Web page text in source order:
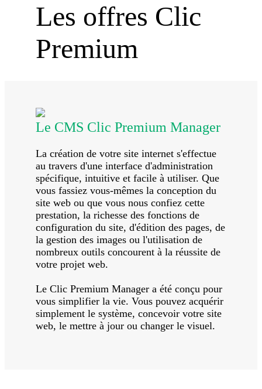
Les offres Clic
Premium
Le CMS Clic Premium Manager
La création de votre site internet s'effectue
au travers d'une interface d'administration
spécifique, intuitive et facile à utiliser. Que
vous fassiez vous-mêmes la conception du
site web ou que vous nous confiez cette
prestation, la richesse des fonctions de
configuration du site, d'édition des pages, de
la gestion des images ou l'utilisation de
nombreux outils concourent à la réussite de
votre projet web.
Le Clic Premium Manager a été conçu pour
vous simplifier la vie. Vous pouvez acquérir
simplement le système, concevoir votre site
web, le mettre à jour ou changer le visuel.